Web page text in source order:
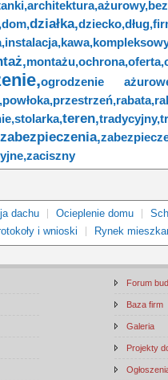
architektura,ażurowy,
dom,działka,dziecko,dług,
instalacja,kawa,
montażu,ochrona,oferta,
ogrodzenie
powłoka,przestrzeń,rabata,
stolarka,teren,tradycyjny,
zabezpieczenia,
zaciszny
dachu Ocieplenie domu
i wnioski
Rynek
Forum
Baza firm
Galeria
Projekty